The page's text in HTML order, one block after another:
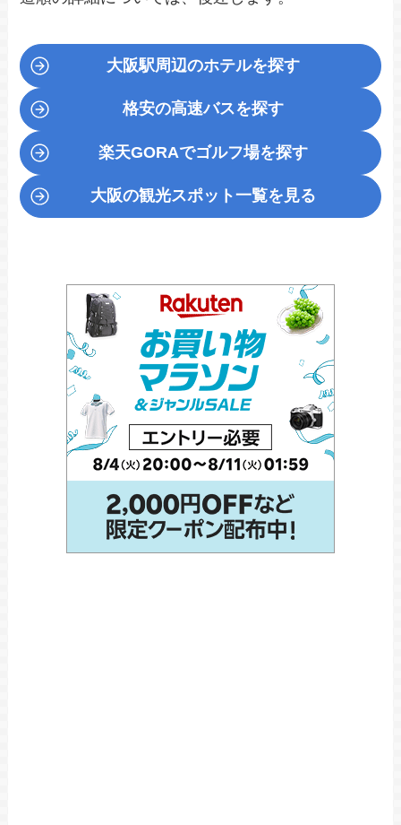
大阪駅周辺のホテルを探す
格安の高速バスを探す
楽天GORAでゴルフ場を探す
大阪の観光スポット一覧を見る